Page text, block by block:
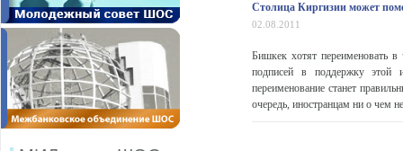
Столица Киргизии может
02.08.2011
Бишкек хотят переименовать в
подписей в поддержку этой
переименование станет
очередь, иностранцам ни о чем